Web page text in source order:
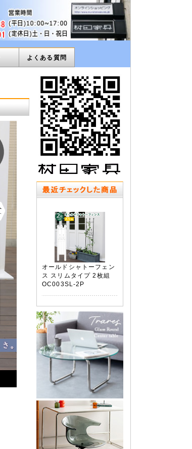
よくある質問
オールドシャトーフェン
ス スリムタイプ 2枚組
OC003SL-2P